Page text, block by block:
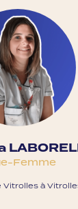
Femme
Vitrolles à